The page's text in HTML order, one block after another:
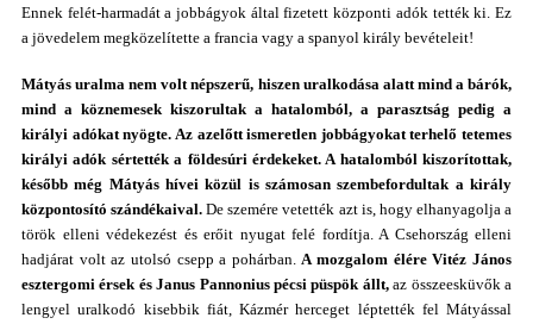
Ennek felét-harmadát a jobbágyok által fizetett központi adók tették ki. Ez
a jövedelem megközelítette a francia vagy a spanyol király bevételeit!
Mátyás uralma nem volt népszerű, hiszen uralkodása alatt mind a bárók,
mind a köznemesek kiszorultak a hatalomból, a parasztság pedig a
királyi adókat nyögte. Az azelőtt ismeretlen jobbágyokat terhelő tetemes
királyi adók sértették a földesúri érdekeket. A hatalomból kiszorítottak,
később még Mátyás hívei közül is számosan szembefordultak a király
központosító szándékaival. De szemére vetették azt is, hogy elhanyagolja a
török elleni védekezést és erőit nyugat felé fordítja. A Csehország elleni
hadjárat volt az utolsó csepp a pohárban.A mozgalom élére Vitéz János
esztergomi érsek és Janus Pannonius pécsi püspök állt,az összeesküvők a
lengyel uralkodó kisebbik fiát, Kázmér herceget léptették fel Mátyással